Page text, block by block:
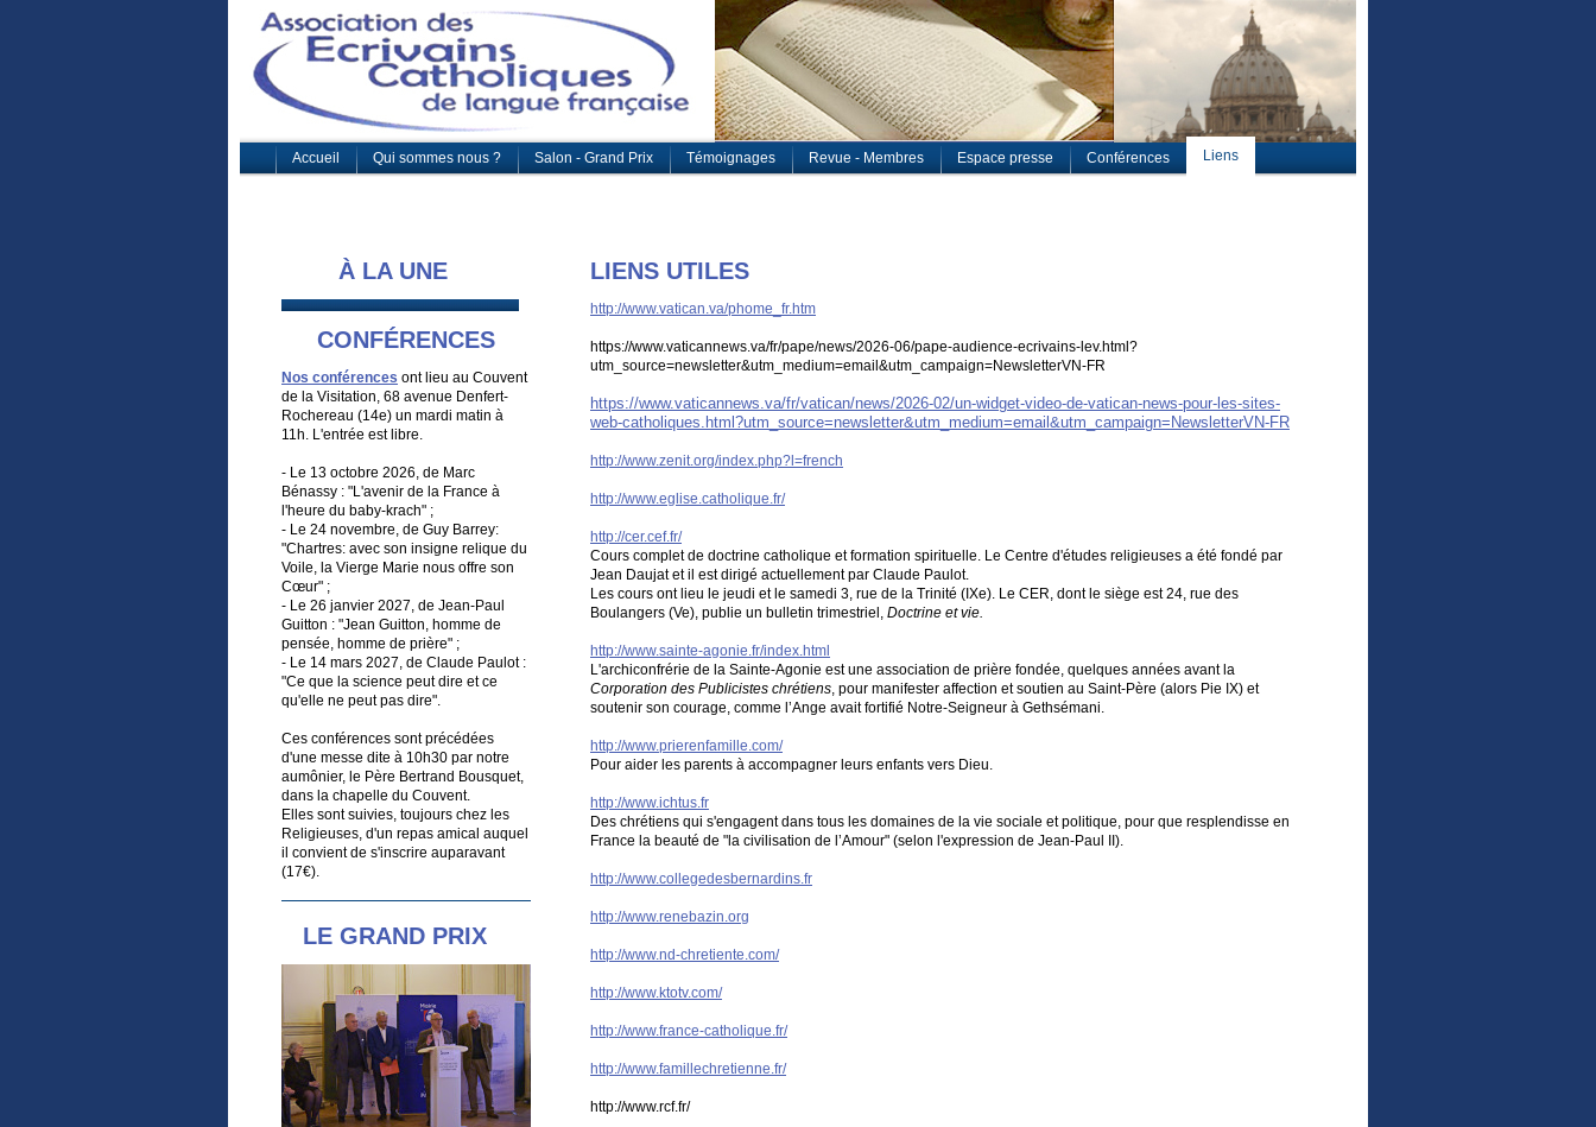
Accueil Qui sommes nous ? Salon - Grand Prix Témoignages Revue - Membres Espace presse Conférences Liens
À LA UNE
CONFÉRENCES
Nos conférences ont lieu au Couvent
de la Visitation, 68 avenue Denfert-
Rochereau (14e) un mardi matin à
11h. L'entrée est libre.
- Le 13 octobre 2026, de Marc
Bénassy : "L'avenir de la France à
l'heure du baby-krach" ;
- Le 24 novembre, de Guy Barrey:
"Chartres: avec son insigne relique du
Voile, la Vierge Marie nous offre son
Cœur" ;
- Le 26 janvier 2027, de Jean-Paul
Guitton : "Jean Guitton, homme de
pensée, homme de prière" ;
- Le 14 mars 2027, de Claude Paulot :
"Ce que la science peut dire et ce
qu'elle ne peut pas dire".
Ces conférences sont précédées
d'une messe dite à 10h30 par notre
aumônier, le Père Bertrand Bousquet,
dans la chapelle du Couvent.
Elles sont suivies, toujours chez les
Religieuses, d'un repas amical auquel
il convient de s'inscrire auparavant
(17€).
LE GRAND PRIX
LIENS UTILES
http://www.vatican.va/phome_fr.htm
https://www.vaticannews.va/fr/pape/news/2026-06/pape-audience-ecrivains-lev.html?
utm_source=newsletter&utm_medium=email&utm_campaign=NewsletterVN-FR
https://www.vaticannews.va/fr/vatican/news/2026-02/un-widget-video-de-vatican-news-pour-les-sites-
web-catholiques.html?utm_source=newsletter&utm_medium=email&utm_campaign=NewsletterVN-FR
http://www.zenit.org/index.php?l=french
http://www.eglise.catholique.fr/
http://cer.cef.fr/
Cours complet de doctrine catholique et formation spirituelle. Le Centre d'études religieuses a été fondé par
Jean Daujat et il est dirigé actuellement par Claude Paulot.
Les cours ont lieu le jeudi et le samedi 3, rue de la Trinité (IXe). Le CER, dont le siège est 24, rue des
Boulangers (Ve), publie un bulletin trimestriel, Doctrine et vie.
http://www.sainte-agonie.fr/index.html
L'archiconfrérie de la Sainte-Agonie est une association de prière fondée, quelques années avant la
Corporation des Publicistes chrétiens, pour manifester affection et soutien au Saint-Père (alors Pie IX) et
soutenir son courage, comme l’Ange avait fortifié Notre-Seigneur à Gethsémani.
http://www.prierenfamille.com/
Pour aider les parents à accompagner leurs enfants vers Dieu.
http://www.ichtus.fr
Des chrétiens qui s'engagent dans tous les domaines de la vie sociale et politique, pour que resplendisse en
France la beauté de "la civilisation de l’Amour" (selon l'expression de Jean-Paul II).
http://www.collegedesbernardins.fr
http://www.renebazin.org
http://www.nd-chretiente.com/
http://www.ktotv.com/
http://www.france-catholique.fr/
http://www.famillechretienne.fr/
http://www.rcf.fr/